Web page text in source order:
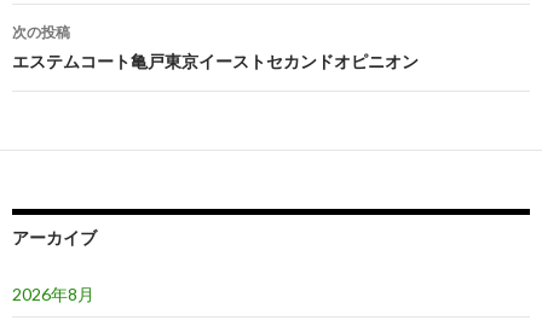
ナ
ビ
ゲ
ー
ョ
次の投稿
エステムコート亀戸東京イーストセカンドオピニオン
アーカイブ
2026年8月